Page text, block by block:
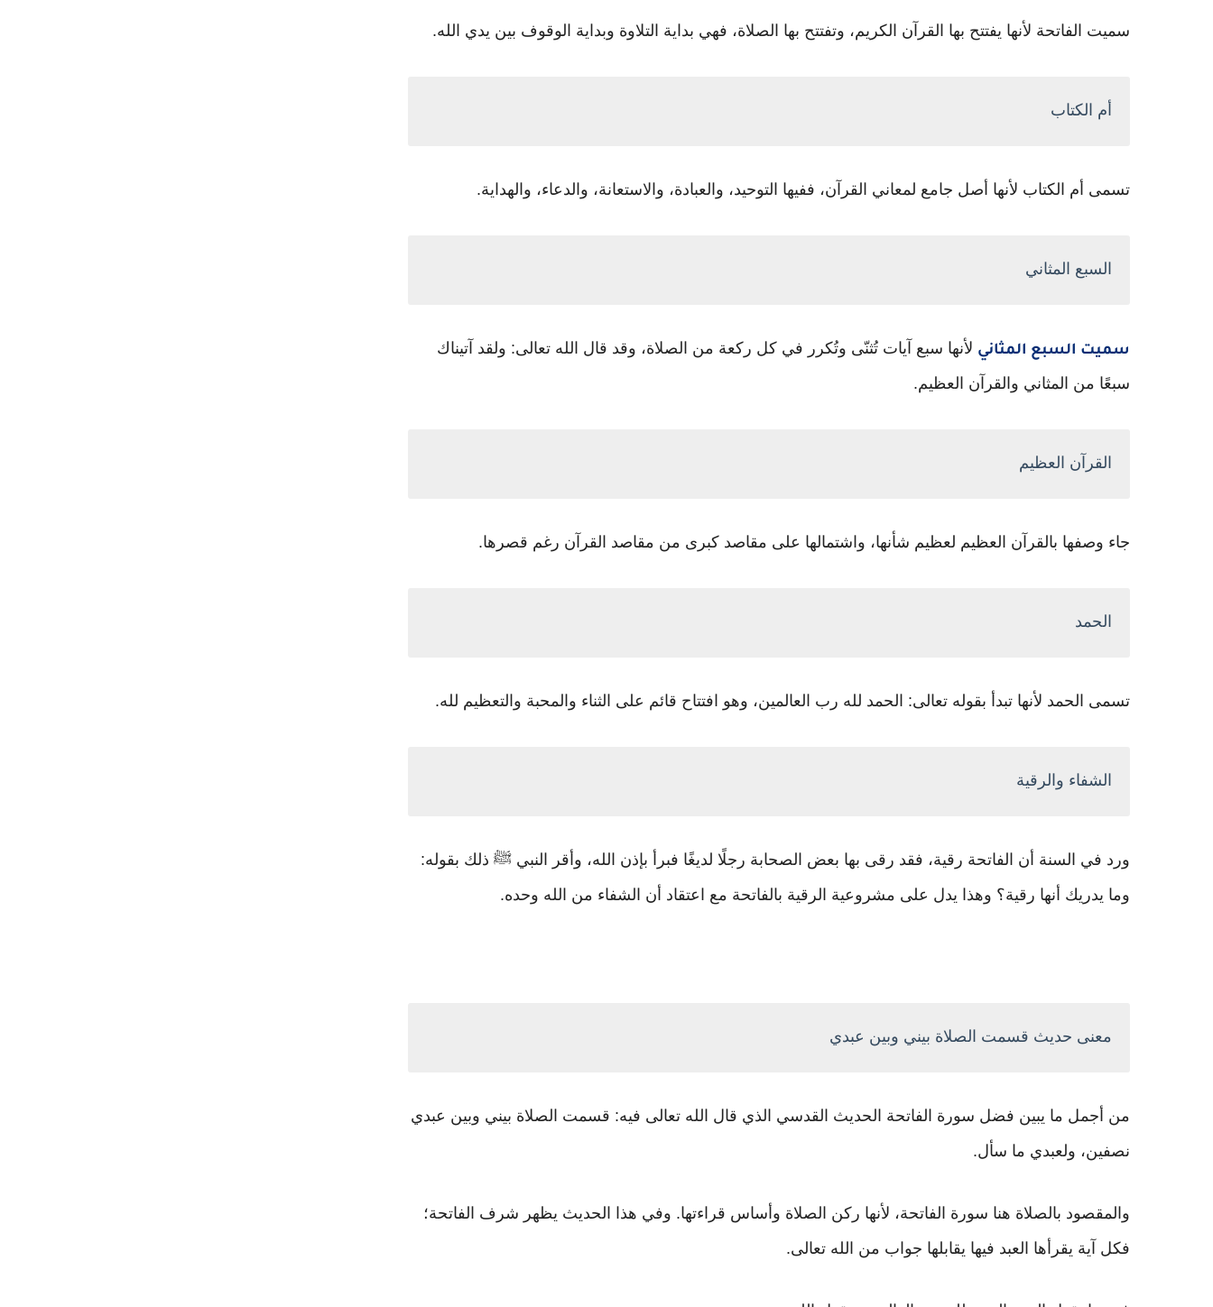
سميت الفاتحة لأنها يفتتح بها القرآن الكريم، وتفتتح بها الصلاة، فهي بداية التلاوة وبداية الوقوف بين يدي الله.
أم الكتاب
تسمى أم الكتاب لأنها أصل جامع لمعاني القرآن، ففيها التوحيد، والعبادة، والاستعانة، والدعاء، والهداية.
السبع المثاني
سميت السبع المثاني لأنها سبع آيات تُثنّى وتُكرر في كل ركعة من الصلاة، وقد قال الله تعالى: ولقد آتيناك
سبعًا من المثاني والقرآن العظيم.
القرآن العظيم
جاء وصفها بالقرآن العظيم لعظيم شأنها، واشتمالها على مقاصد كبرى من مقاصد القرآن رغم قصرها.
الحمد
تسمى الحمد لأنها تبدأ بقوله تعالى: الحمد لله رب العالمين، وهو افتتاح قائم على الثناء والمحبة والتعظيم لله.
الشفاء والرقية
ورد في السنة أن الفاتحة رقية، فقد رقى بها بعض الصحابة رجلًا لديغًا فبرأ بإذن الله، وأقر النبي ﷺ ذلك بقوله:
وما يدريك أنها رقية؟ وهذا يدل على مشروعية الرقية بالفاتحة مع اعتقاد أن الشفاء من الله وحده.
معنى حديث قسمت الصلاة بيني وبين عبدي
من أجمل ما يبين فضل سورة الفاتحة الحديث القدسي الذي قال الله تعالى فيه: قسمت الصلاة بيني وبين عبدي
نصفين، ولعبدي ما سأل.
والمقصود بالصلاة هنا سورة الفاتحة، لأنها ركن الصلاة وأساس قراءتها. وفي هذا الحديث يظهر شرف الفاتحة؛
فكل آية يقرأها العبد فيها يقابلها جواب من الله تعالى.